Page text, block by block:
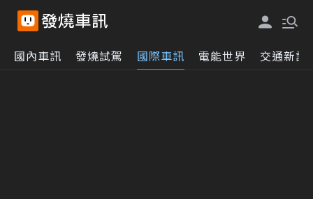
國內車訊 發燒試駕 國際車訊 電能世界 交通新訊